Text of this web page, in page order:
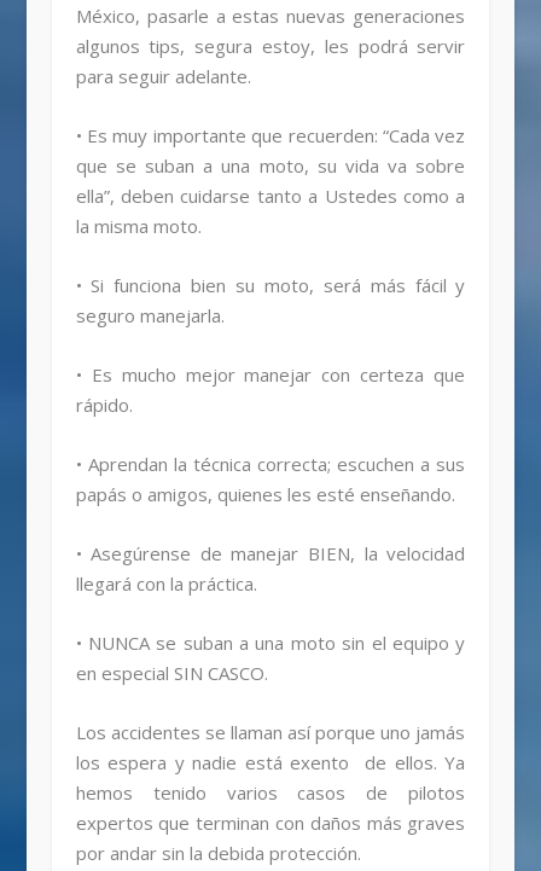
México, pasarle a estas nuevas generaciones
algunos tips, segura estoy, les podrá servir
para seguir adelante.
• Es muy importante que recuerden: “Cada vez
que se suban a una moto, su vida va sobre
ella”, deben cuidarse tanto a Ustedes como a
la misma moto.
• Si funciona bien su moto, será más fácil y
seguro manejarla.
• Es mucho mejor manejar con certeza que
rápido.
• Aprendan la técnica correcta; escuchen a sus
papás o amigos, quienes les esté enseñando.
• Asegúrense de manejar BIEN, la velocidad
llegará con la práctica.
• NUNCA se suban a una moto sin el equipo y
en especial SIN CASCO.
Los accidentes se llaman así porque uno jamás
los espera y nadie está exento de ellos. Ya
hemos tenido varios casos de pilotos
expertos que terminan con daños más graves
por andar sin la debida protección.